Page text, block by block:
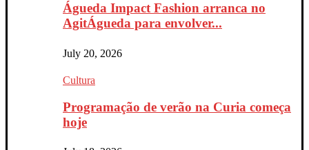
Águeda Impact Fashion arranca no
AgitÁgueda para envolver...
July 20, 2026
Cultura
Programação de verão na Curia começa
hoje